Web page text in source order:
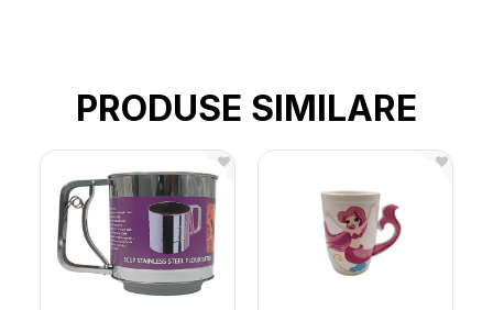
PRODUSE SIMILARE